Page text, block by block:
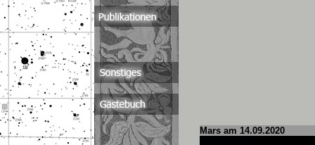
Mars am 14.09.2020